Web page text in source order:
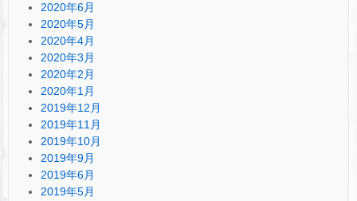
2020年6月
2020年5月
2020年4月
2020年3月
2020年2月
2020年1月
2019年12月
2019年11月
2019年10月
2019年9月
2019年6月
2019年5月